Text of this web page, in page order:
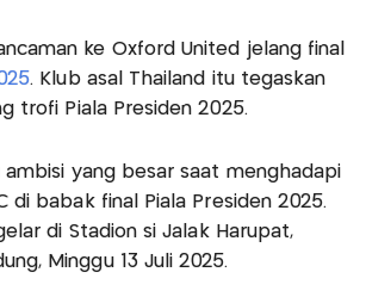
ke Oxford United jelang final
. Klub asal Thailand itu tegaskan
trofi Piala Presiden 2025.
ambisi yang besar saat menghadapi
di babak final Piala Presiden 2025.
di Stadion si Jalak Harupat,
Minggu 13 Juli 2025.